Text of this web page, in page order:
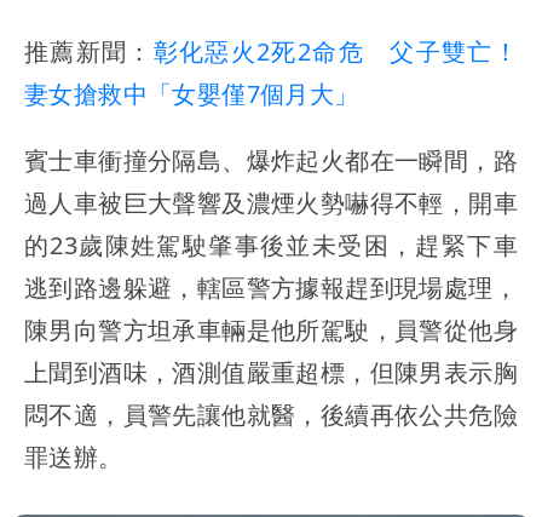
推薦新聞： 彰化惡火2死2命危 父子雙亡！
妻女搶救中「女嬰僅7個月大」
賓士車衝撞分隔島、爆炸起火都在一瞬間，路
過人車被巨大聲響及濃煙火勢嚇得不輕，開車
的23歲陳姓駕駛肇事後並未受困，趕緊下車
逃到路邊躲避，轄區警方據報趕到現場處理，
陳男向警方坦承車輛是他所駕駛，員警從他身
上聞到酒味，酒測值嚴重超標，但陳男表示胸
悶不適，員警先讓他就醫，後續再依公共危險
罪送辦。